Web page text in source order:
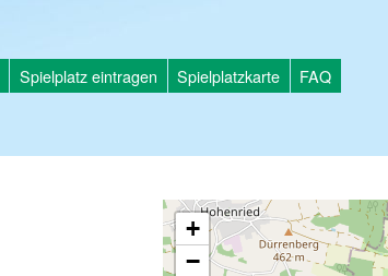
Spielplatz eintragen Spielplatzkarte FAQ
+
−